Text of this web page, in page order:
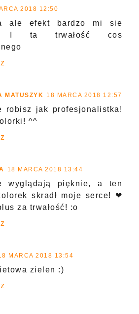
2018 12:50
ale efekt bardzo mi sie
I ta trwałość cos
MATUSZYK 18 MARCA 2018 12:57
robisz jak profesjonalistka!
^^
18 MARCA 2018 13:44
wyglądają pięknie, a ten
skradł moje serce! ❤
za trwałość! :o
MARCA 2018 13:54
zielen :)